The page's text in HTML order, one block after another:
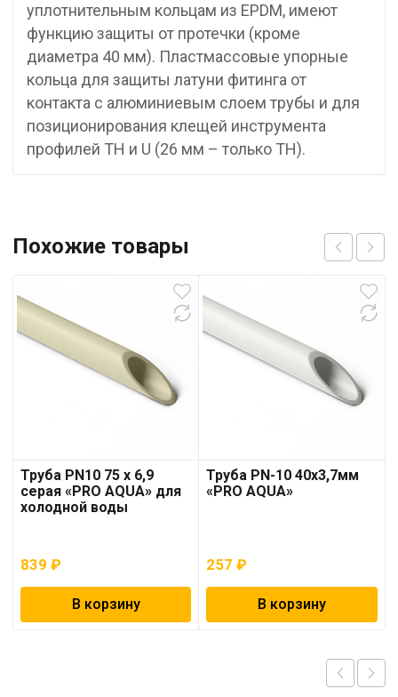
уплотнительным кольцам из EPDM, имеют
функцию защиты от протечки (кроме
диаметра 40 мм). Пластмассовые упорные
кольца для защиты латуни фитинга от
контакта с алюминиевым слоем трубы и для
позиционирования клещей инструмента
профилей TH и U (26 мм – только TH).
Похожие товары
Труба PN10 75 x 6,9
серая «PRO AQUA» для
холодной воды
839 ₽
В корзину
Труба PN-10 40х3,7мм
«PRO AQUA»
257₽
В корзину